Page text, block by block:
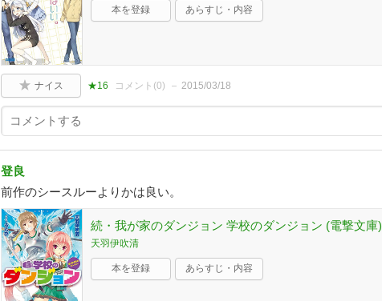
本を登録 あらすじ・内容
ナイス ★16 コメント(0) 2015/03/18
登良
前作のシースルーよりかは良い。
続・我が家のダンジョン 学校のダンジョン (電撃文庫)
天羽伊吹清
本を登録 あらすじ・内容